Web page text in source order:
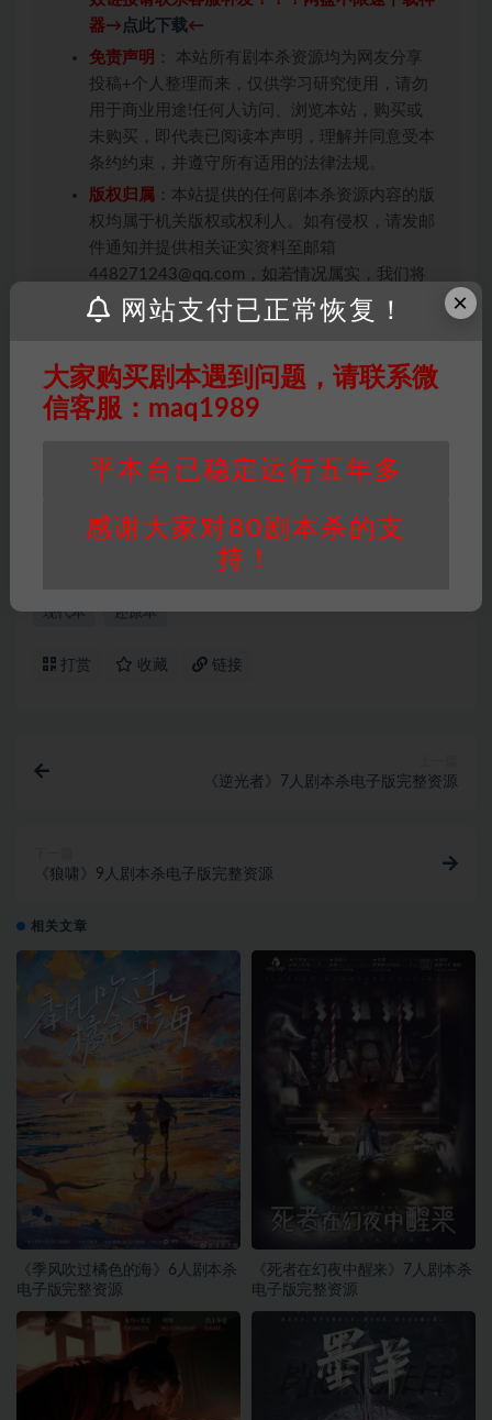
器→ 点此下载←
免责声明 ： 本站所有剧本杀资源均为网友分享
投稿+个人整理而来，仅供学习研究使用，请勿
用于商业用途!任何人访问、浏览本站，购买或
未购买，即代表已阅读本声明，理解并同意受本
条约约束，并遵守所有适用的法律法规。
版权归属 ：本站提供的任何剧本杀资源内容的版
权均属于机关版权或权利人。如有侵权，请发邮
件通知并提供相关证实资料至邮箱
448271243@qq.com，如若情况属实，我们将
会在三天内下架相关剧本攻略。
身价值，本站积分为本站收取的赞助费，用于本
站整理资料的时间成本及网站运营所需支出费
用。
问或购买使用引起的任何行为和纠纷，本站概不
享】可能会被取消VIP，恕不另行通知！
现代本 还原本
打赏 收藏 链接
《逆光者》7人剧本杀电子版完整资源
《狼啸》9人剧本杀电子版完整资源
相关文章
《季风吹过橘色的海》6人剧本杀
电子版完整资源
《死者在幻夜中醒来》7人剧本杀
电子版完整资源
×
网站支付已正常恢复！
大家购买剧本遇到问题，请联系微
信客服：maq1989
平本台已稳定运行五年多
感谢大家对80剧本杀的支
持！